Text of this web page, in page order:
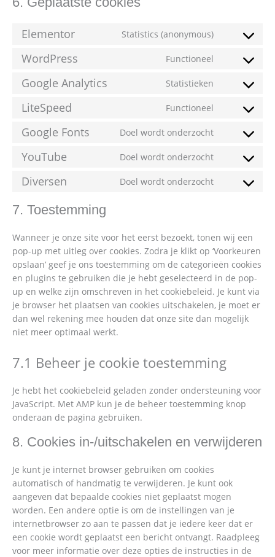
Elementor Statistics (anonymous)
WordPress Functioneel
Google Analytics Statistieken
LiteSpeed Functioneel
Google Fonts Doel wordt onderzocht
YouTube Doel wordt onderzocht
Diversen Doel wordt onderzocht
7. Toestemming
Wanneer je onze site voor het eerst bezoekt, tonen wij een
pop-up met uitleg over cookies. Zodra je klikt op ‘Voorkeuren
opslaan’ geef je ons toestemming om de categorieën cookies
en plugins te gebruiken die je hebt geselecteerd in de pop-
up en welke zijn omschreven in het cookiebeleid. Je kunt via
je browser het plaatsen van cookies uitschakelen, je moet er
dan wel rekening mee houden dat onze site dan mogelijk
niet meer optimaal werkt.
7.1 Beheer je cookie toestemming
Je hebt het cookiebeleid geladen zonder ondersteuning voor
JavaScript. Met AMP kun je de beheer toestemming knop
onderaan de pagina gebruiken.
8. Cookies in-/uitschakelen en verwijderen
Je kunt je internet browser gebruiken om cookies
automatisch of handmatig te verwijderen. Je kunt ook
aangeven dat bepaalde cookies niet geplaatst mogen
worden. Een andere optie is om de instellingen van je
internetbrowser zo aan te passen dat je iedere keer dat er
een cookie wordt geplaatst een bericht ontvangt. Raadpleeg
voor meer informatie over deze opties de instructies in de